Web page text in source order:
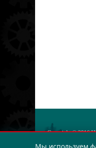
Copyright © 2016
Мы используем